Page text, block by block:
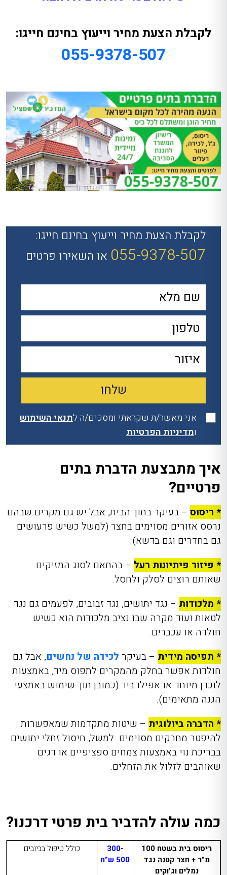
לקבלת הצעת מחיר וייעוץ בחינם חייגו:
055-9378-507
לקבלת הצעת מחיר וייעוץ בחינם חייגו:
055-9378-507 או השאירו פרטים
אני מאשר/ת שקראתי ומסכים/ה לתנאי השימוש
ומדיניות הפרטיות
איך מתבצעת הדברת בתים
פרטיים?
* ריסוס – בעיקר בתוך הבית, אבל יש גם מקרים שבהם
נרסס אזורים מסוימים בחצר (למשל כשיש פרעושים
גם בחדרים וגם בדשא).
* פיזור פיתיונות רעל – בהתאם לסוג המזיקים
שאותם רוצים לסלק ולחסל.
* מלכודות – נגד יתושים, נגד זבובים, לפעמים גם נגד
לטאות ועוד מקרה שבו נציב מלכודות הוא כשיש
חולדה או עכברים.
* תפיסה מידית – בעיקר לכידה של נחשים, אבל גם
חולדות אפשר בחלק מהמקרים לתפוס מיד, באמצעות
לוכדן מיוחד או אפילו ביד (כמובן תוך שימוש באמצעי
הגנה מתאימים).
* הדברה ביולוגית – שיטות מתקדמות שמאפשרות
להיפטר מחרקים מסוימים. למשל, חיסול זחלי יתושים
בבריכת נוי באמצעות צמחים ספציפיים או דגים
שאוהבים לזלול את הזחלים.
כמה עולה להדביר בית פרטי דרכנו?
ריסוס בית בשטח 100
מ”ר + חצר קטנה נגד
נמלים וג’וקים
300-
500 ש”ח
כולל טיפול בביובים